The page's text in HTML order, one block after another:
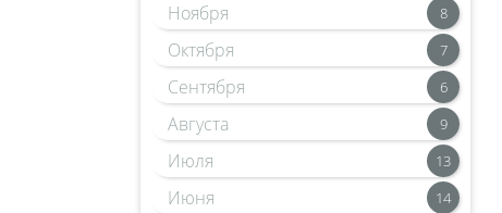
Ноября 8
Октября 7
Сентября 6
Августа 9
Июля 13
Июня 14